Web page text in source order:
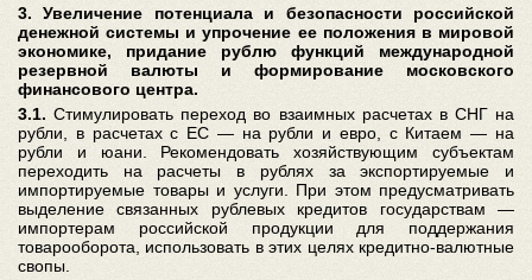
3. Увеличение потенциала и безопасности российской
денежной системы и упрочение ее положения в мировой
экономике, придание рублю функций международной
резервной валюты и формирование московского
финансового центра.
3.1. Стимулировать переход во взаимных расчетах в СНГ на
рубли, в расчетах с ЕС — на рубли и евро, с Китаем — на
рубли и юани. Рекомендовать хозяйствующим субъектам
переходить на расчеты в рублях за экспортируемые и
импортируемые товары и услуги. При этом предусматривать
выделение связанных рублевых кредитов государствам —
импортерам российской продукции для поддержания
товарооборота, использовать в этих целях кредитно-валютные
свопы.